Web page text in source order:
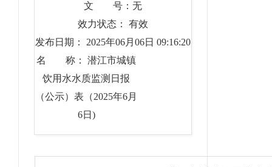
文 号：无
效力状态： 有效
发布日期： 2025年06月06日 09:16:20
名 称： 潜江市城镇
饮用水水质监测日报
（公示）表（2025年6月
6日)